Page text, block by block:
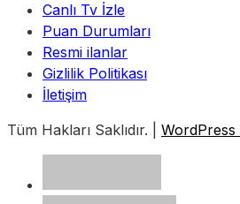
Canlı Tv İzle
Puan Durumları
Resmi ilanlar
Gizlilik Politikası
İletişim
Tüm Hakları Saklıdır. | WordPress